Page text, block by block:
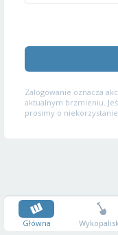
Zalogowanie oznacza
aktualnym brzmieniu.
prosimy o
Główna